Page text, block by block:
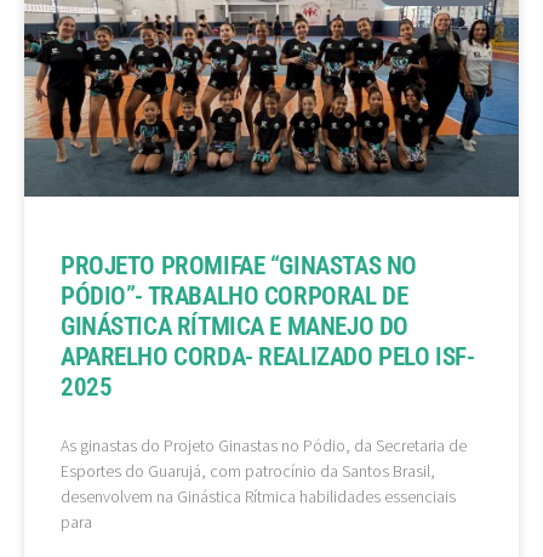
PROJETO PROMIFAE “GINASTAS NO
PÓDIO”- TRABALHO CORPORAL DE
GINÁSTICA RÍTMICA E MANEJO DO
APARELHO CORDA- REALIZADO PELO ISF-
2025
As ginastas do Projeto Ginastas no Pódio, da Secretaria de
Esportes do Guarujá, com patrocínio da Santos Brasil,
desenvolvem na Ginástica Rítmica habilidades essenciais
para